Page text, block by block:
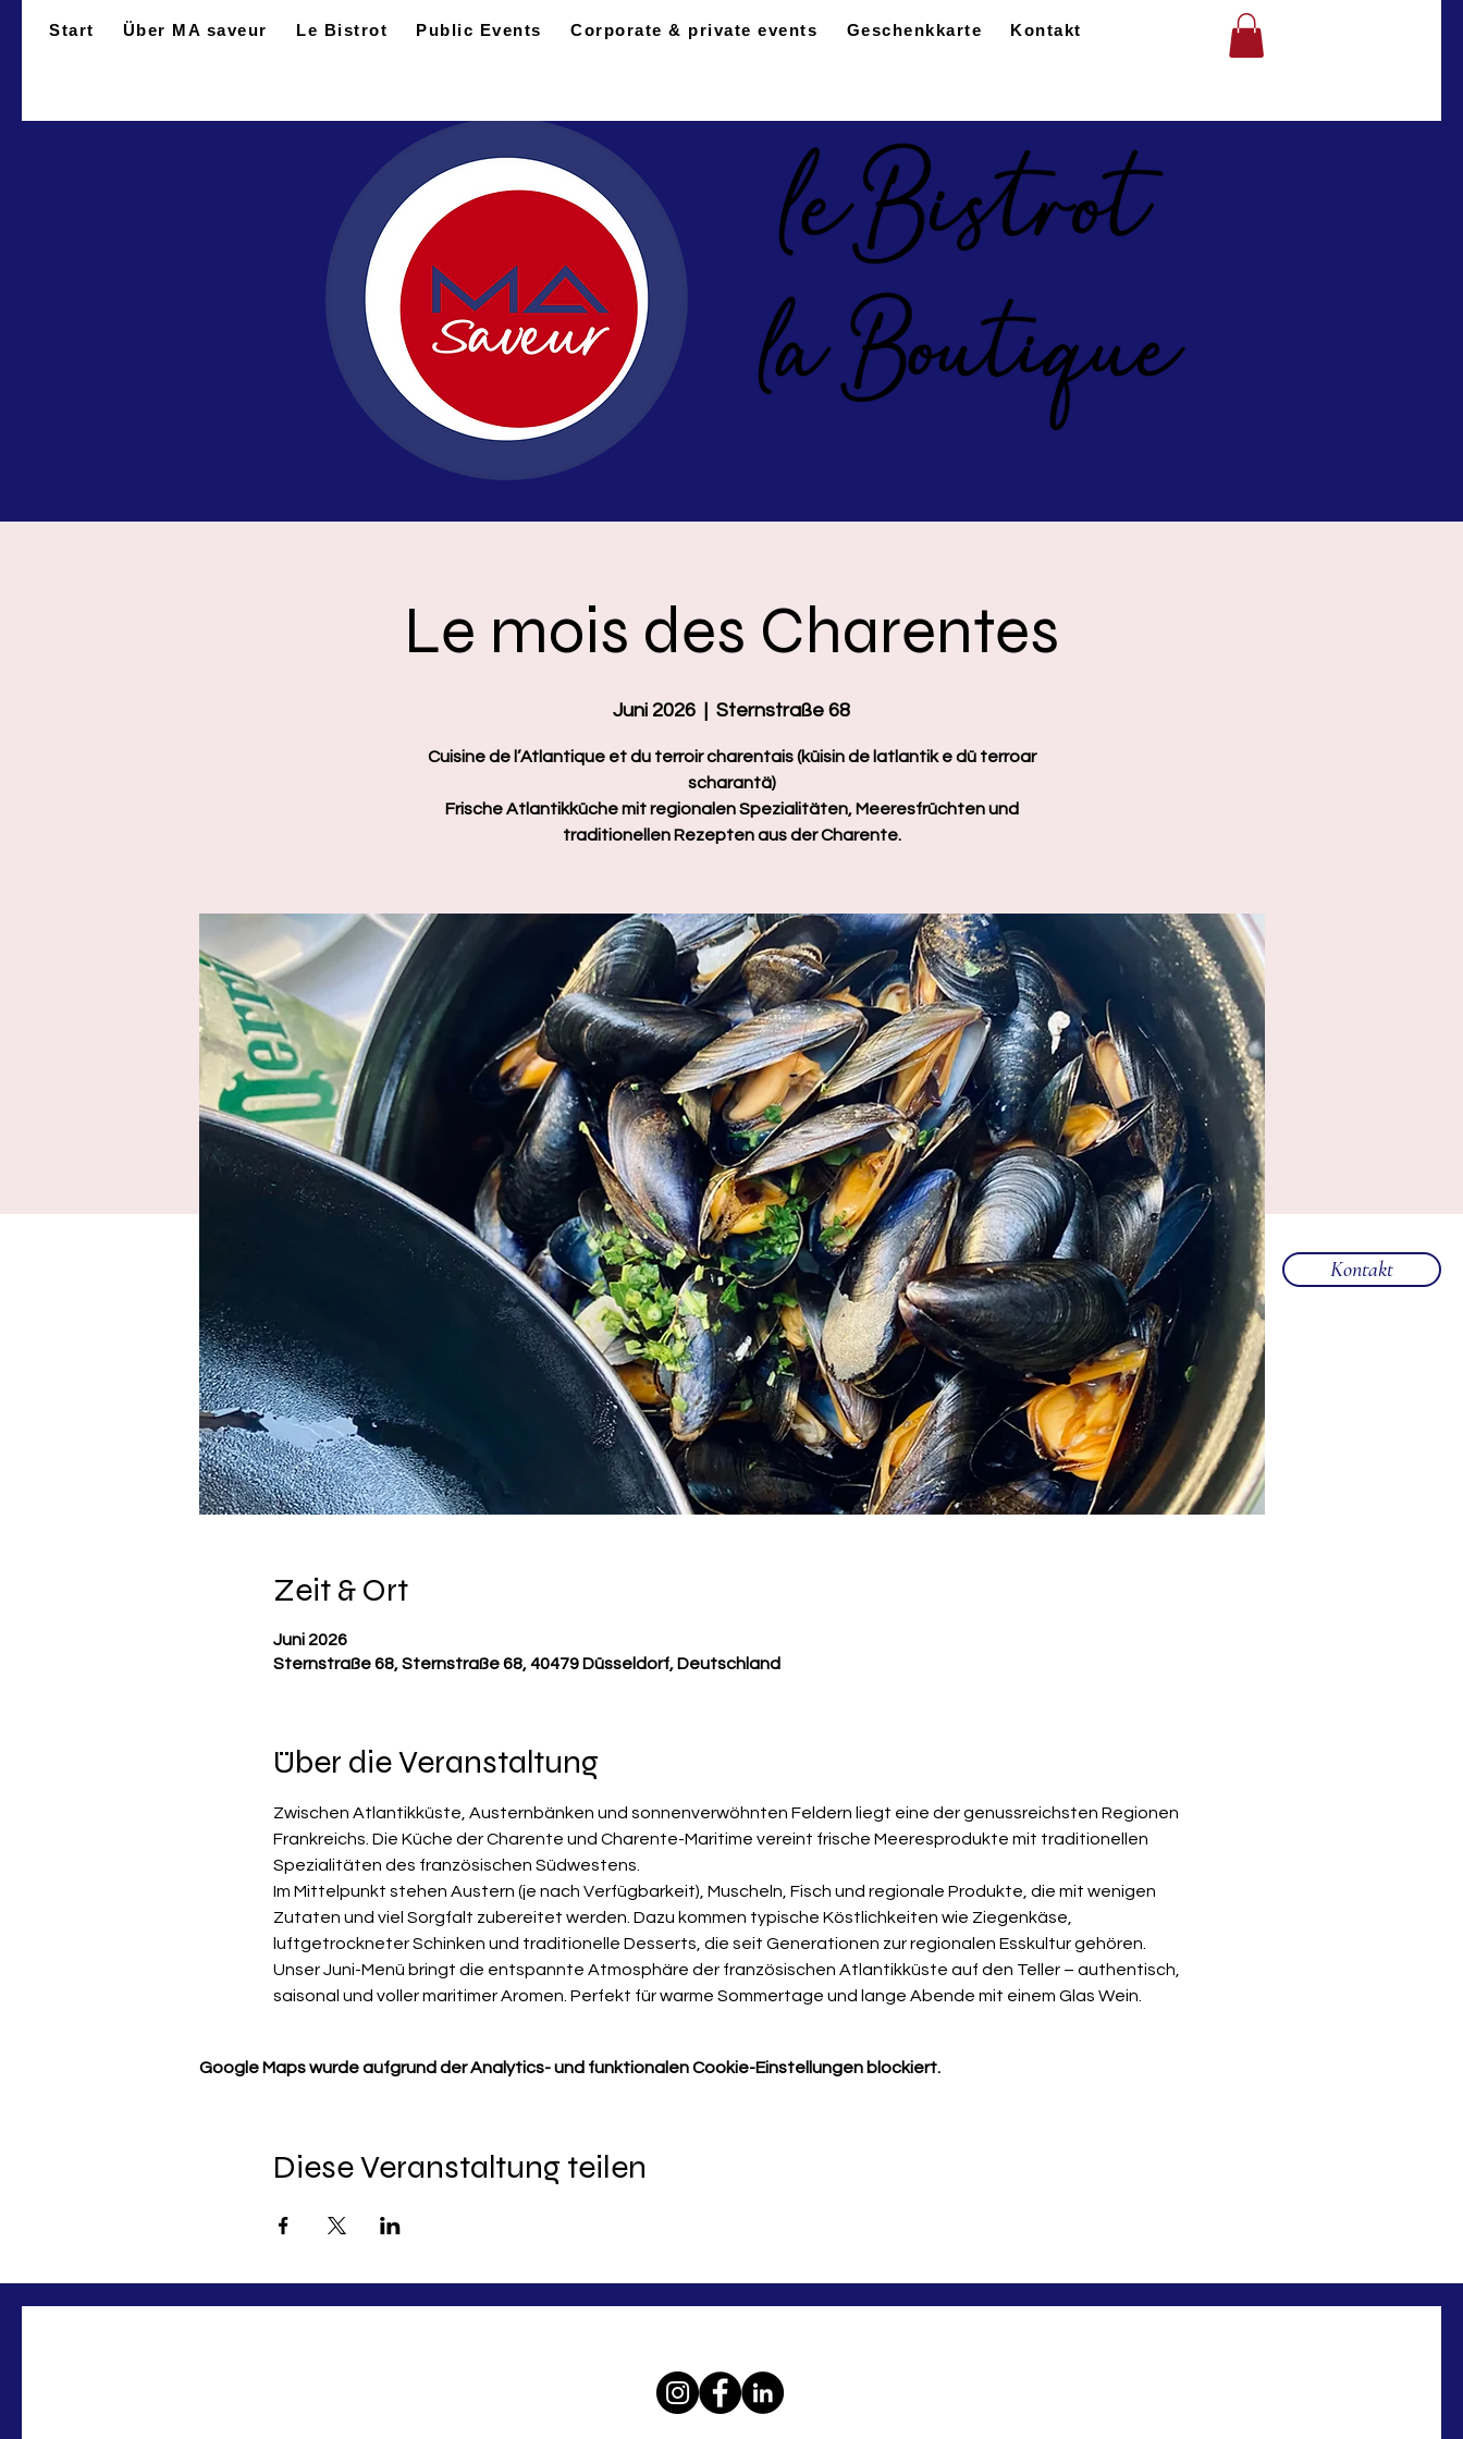
Kontakt
Le mois des Charentes
Juni 2026 Sternstraße 68
Cuisine de l’Atlantique et du terroir charentais (küisin de latlantik e dü terroar
scharantä)
Frische Atlantikküche mit regionalen Spezialitäten, Meeresfrüchten und
traditionellen Rezepten aus der Charente.
Zeit & Ort
Juni 2026
Sternstraße 68, Sternstraße 68, 40479 Düsseldorf, Deutschland
Über die Veranstaltung
Zwischen Atlantikküste, Austernbänken und sonnenverwöhnten Feldern liegt eine der genussreichsten Regionen
Frankreichs. Die Küche der Charente und Charente-Maritime vereint frische Meeresprodukte mit traditionellen
Spezialitäten des französischen Südwestens.
Im Mittelpunkt stehen Austern (je nach Verfügbarkeit), Muscheln, Fisch und regionale Produkte, die mit wenigen
Zutaten und viel Sorgfalt zubereitet werden. Dazu kommen typische Köstlichkeiten wie Ziegenkäse,
luftgetrockneter Schinken und traditionelle Desserts, die seit Generationen zur regionalen Esskultur gehören.
Unser Juni-Menü bringt die entspannte Atmosphäre der französischen Atlantikküste auf den Teller – authentisch,
saisonal und voller maritimer Aromen. Perfekt für warme Sommertage und lange Abende mit einem Glas Wein.
Google Maps wurde aufgrund der Analytics- und funktionalen Cookie-Einstellungen blockiert.
Diese Veranstaltung teilen
Start Über MA saveur Le Bistrot Public Events Corporate & private events Geschenkkarte Kontakt